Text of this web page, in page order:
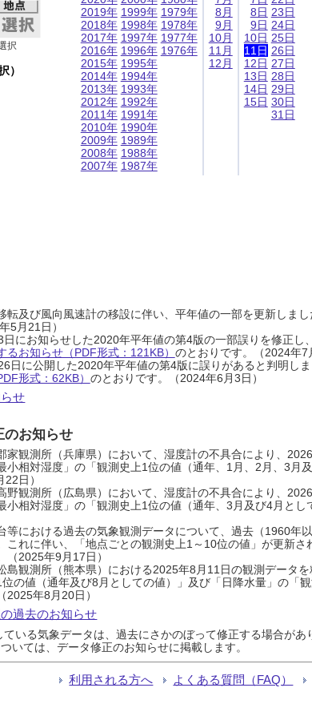
択
）
2019年
2018年
2017年
2016年
2015年
2014年
2013年
2012年
2011年
2010年
2009年
2008年
2007年
1999年
1998年
1997年
1996年
1995年
1994年
1993年
1992年
1991年
1990年
1989年
1988年
1987年
1979年
1978年
1977年
1976年
8月
9月
10月
11月
12月
8日
9日
10日
11日
12日
13日
14日
15日
23日
24日
25日
26日
27日
28日
29日
30日
31日
転及び風向風速計の移設に伴い、平年値の一部を更新しま
5月21日）
日にお知らせした2020年平年値の第4版の一部誤りを修正
るお知らせ（PDF形式：121KB） のとおりです。（2024年7
日に公開した2020年平年値の第4版に誤りがあると判明し
形式：62KB） のとおりです。（2024年6月3日）
せ
のお知らせ
家観測所（兵庫県）において、湿度計の不具合により、
小相対湿度」の「観測史上1位の値（通年、1月、2月、3月
22日）
野観測所（広島県）において、湿度計の不具合により、
小相対湿度」の「観測史上1位の値（通年、3月及び4月と
等における過去の気象観測データについて、過去（1960年
これに伴い、「地点ごとの観測史上1～10位の値」が更新さ
（2025年9月17日）
島観測所（熊本県）における2025年8月11日の観測データ
位の値（通年及び8月としての値）」及び「日降水量」の
2025年8月20日）
過去のお知らせ
いる気象データは、過去にさかのぼって修正する場合が
いては、データ修正のお知らせに掲載します。
利用される方へ よくある質問（FAQ）